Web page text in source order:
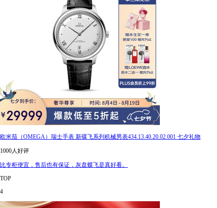
欧米茄（OMEGA）瑞士手表 新碟飞系列机械男表434.13.40.20.02.001 七夕礼物
1000人好评
比专柜便宜，售后也有保证，灰盘蝶飞是真好看。
TOP
4